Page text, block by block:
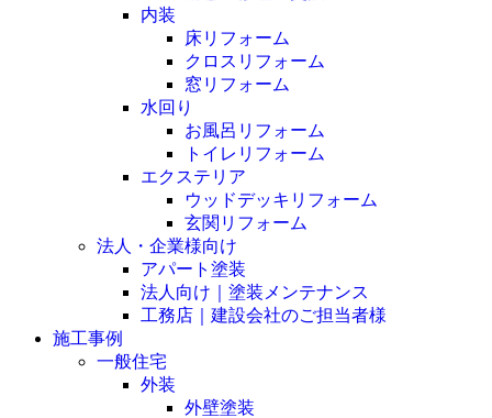
内装
床リフォーム
クロスリフォーム
窓リフォーム
水回り
お風呂リフォーム
トイレリフォーム
エクステリア
ウッドデッキリフォーム
玄関リフォーム
法人・企業様向け
アパート塗装
法人向け｜塗装メンテナンス
工務店｜建設会社のご担当者様
施工事例
一般住宅
外装
外壁塗装